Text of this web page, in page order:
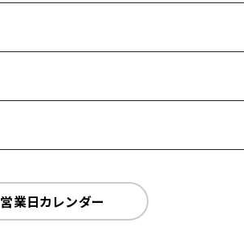
営業日カレンダー